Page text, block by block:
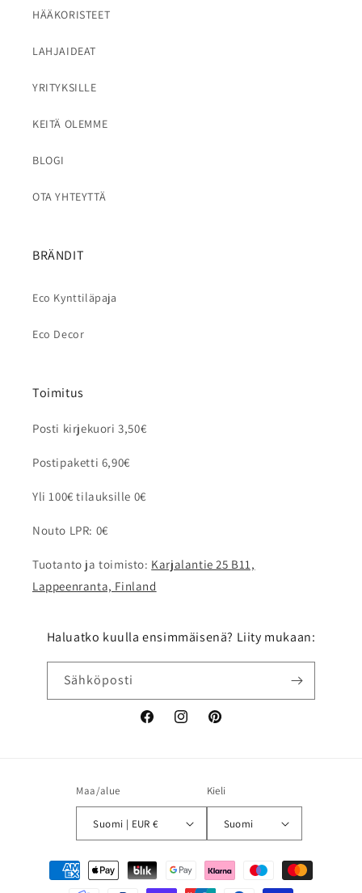
HÄÄKORISTEET
LAHJAIDEAT
YRITYKSILLE
KEITÄ OLEMME
BLOGI
OTA YHTEYTTÄ
BRÄNDIT
Eco Kynttiläpaja
Eco Decor
Toimitus
Posti kirjekuori 3,50€
Postipaketti 6,90€
Yli 100€ tilauksille 0€
Nouto LPR: 0€
Tuotanto ja toimisto: Karjalantie 25 B11,
Lappeenranta, Finland
Haluatko kuulla ensimmäisenä? Liity mukaan:
Sähköposti
FacebookInstagramPinterest
Maa/alue
Suomi | EUR €
Kieli
Suomi
Maksutavat